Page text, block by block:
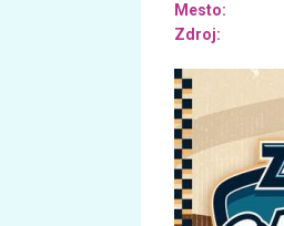
Mesto:
Zdroj: